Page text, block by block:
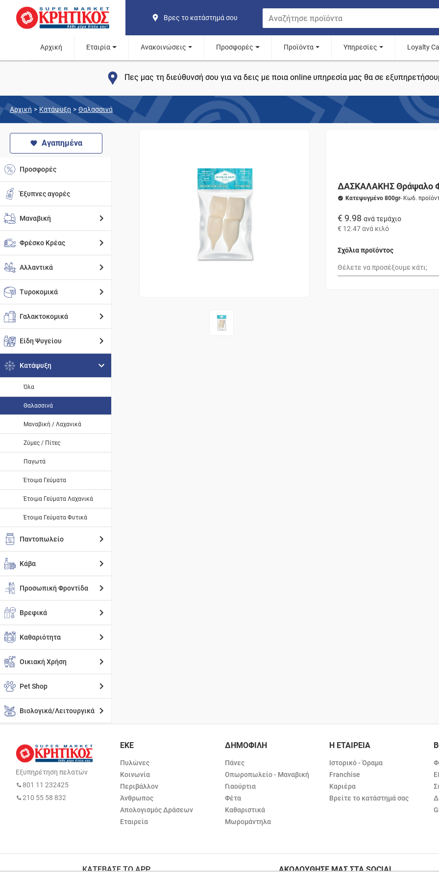
Βρες το κατάστημά σου
Αρχική Εταιρία Ανακοινώσεις Προσφορές Προϊόντα Υπηρεσίες Loyalty
Πες μας τη διεύθυνσή σου για να δεις με ποια online υπηρεσία μας θα σε
Αρχική > Κατάψυξη > Θαλασσινά
Αγαπημένα
Προσφορές
Έξυπνες αγορές
Μαναβική
Φρέσκο Κρέας
Αλλαντικά
Τυροκομικά
Γαλακτοκομικά
Είδη Ψυγείου
Κατάψυξη
Όλα
Θαλασσινά
Μαναβική / Λαχανικά
Ζύμες / Πίτες
Παγωτά
Έτοιμα Γεύματα
Έτοιμα Γεύματα Λαχανικά
Έτοιμα Γεύματα Φυτικά
Παντοπωλείο
Κάβα
Προσωπική Φροντίδα
Βρεφικά
Καθαριότητα
Οικιακή Χρήση
Pet Shop
Βιολογικά/Λειτουργικά
ΔΑΣΚΑΛΑΚΗΣ Θράψαλο
Κατεψυγμένο 800gr- Κωδ.
€ 9.98 ανά τεμάχιο
€ 12.47ανά κιλό
Σχόλια προϊόντος
Εξυπηρέτηση πελατών
801 11 232425
210 55 58 832
ΕΚΕ
Πυλώνες
Κοινωνία
Περιβάλλον
Άνθρωπος
Απολογισμός Δράσεων
Εταιρεία
ΔΗΜΟΦΙΛΗ
Πάνες
Οπωροπωλείο - Μαναβική
Γιαούρτια
Φέτα
Καθαριστικά
Μωρομάντηλα
Η ΕΤΑΙΡΕΙΑ
Ιστορικό - Όραμα
Franchise
Καριέρα
Βρείτε το κατάστημά σας
ΚΑΤΕΒΑΣΕ ΤΟ APP ΑΚΟΛΟΥΘΗΣΕ ΜΑΣ ΣΤΑ SOCIAL